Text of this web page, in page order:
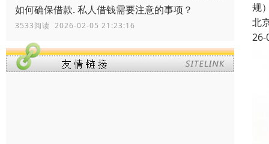
如何确保借款. 私人借钱需要注意的事项？
3533阅读 2026-02-05 21:23:16
规
北
26-